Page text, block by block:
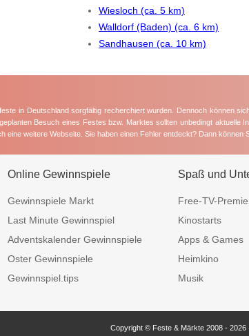
Wiesloch (ca. 5 km)
Walldorf (Baden) (ca. 6 km)
Sandhausen (ca. 10 km)
in Deutschland sorgfältig recherchiert wurden. Dennoch können
Besuch eines Festes bzw. Marktes sollten unbedingt aktuelle
eine weitere Webseite. Sie haben einen Fehler entdeckt? Dann können
Online Gewinnspiele
Gewinnspiele Markt
Last Minute Gewinnspiel
Adventskalender Gewinnspiele
Oster Gewinnspiele
Gewinnspiel.tips
Spaß und
Free-TV-
Kinostarts
Apps & Games
Heimkino
Musik
Copyright © Feste & Märkte 2008 - 2026